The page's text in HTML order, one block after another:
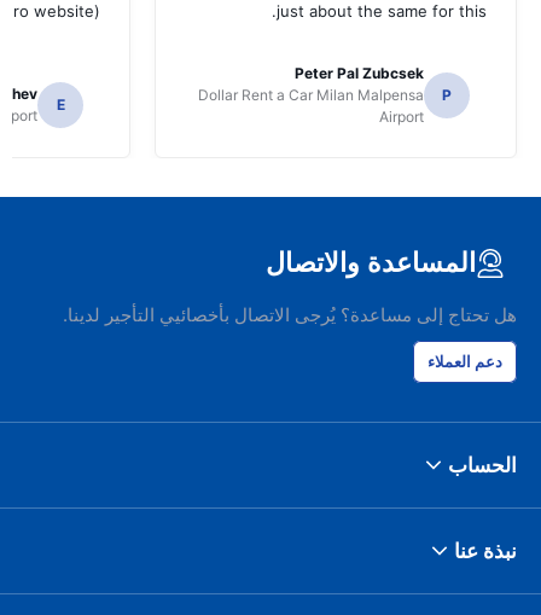
just about the same for this.
P
Peter Pal Zubcsek
Dollar Rent a Car Milan Malpensa
Airport
website).
E
المساعدة والاتصال
هل تحتاج إلى مساعدة؟ يُرجى الاتصال بأخصائيي التأجير لدينا.
دعم العملاء
الحساب
نبذة عنا